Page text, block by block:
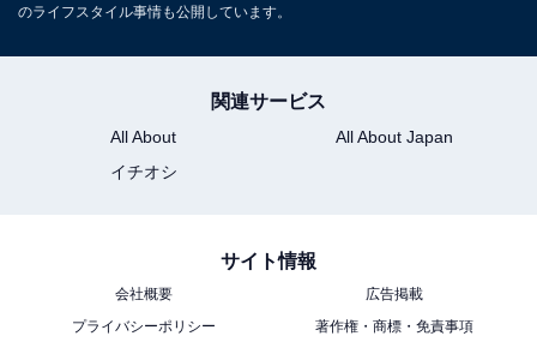
宿泊：不可（日帰り入浴専用施設）
全18種・男女日替わり2浴場と露天バレルサ
ウナが揃う成田の施設
のライフスタイル事情も公開しています。
関連サービス
All About
All About Japan
イチオシ
サイト情報
会社概要
広告掲載
プライバシーポリシー
著作権・商標・免責事項